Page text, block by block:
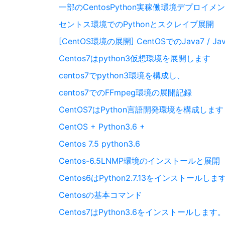
一部のCentosPython実稼働環境デプロイメ
セントス環境でのPythonとスクレイプ展開
[CentOS環境の展開] CentOSでのJava7 /
Centos7はpython3仮想環境を展開します
centos7でpython3環境を構成し、
centos7でのFFmpeg環境の展開記録
CentOS7はPython言語開発環境を構成します
CentOS + Python3.6 +
Centos 7.5 python3.6
Centos-6.5LNMP環境のインストールと展開
Centos6はPython2.7.13をインストールしま
Centosの基本コマンド
Centos7はPython3.6をインストールします。